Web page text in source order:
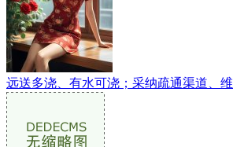
远送多浇、有水可浇；采纳疏通渠道、维